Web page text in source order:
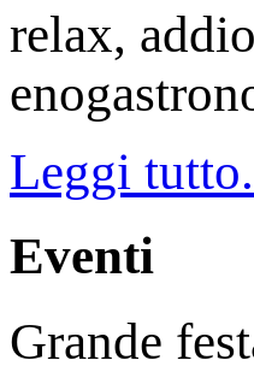
relax,
Leggi
Eventi
Grande